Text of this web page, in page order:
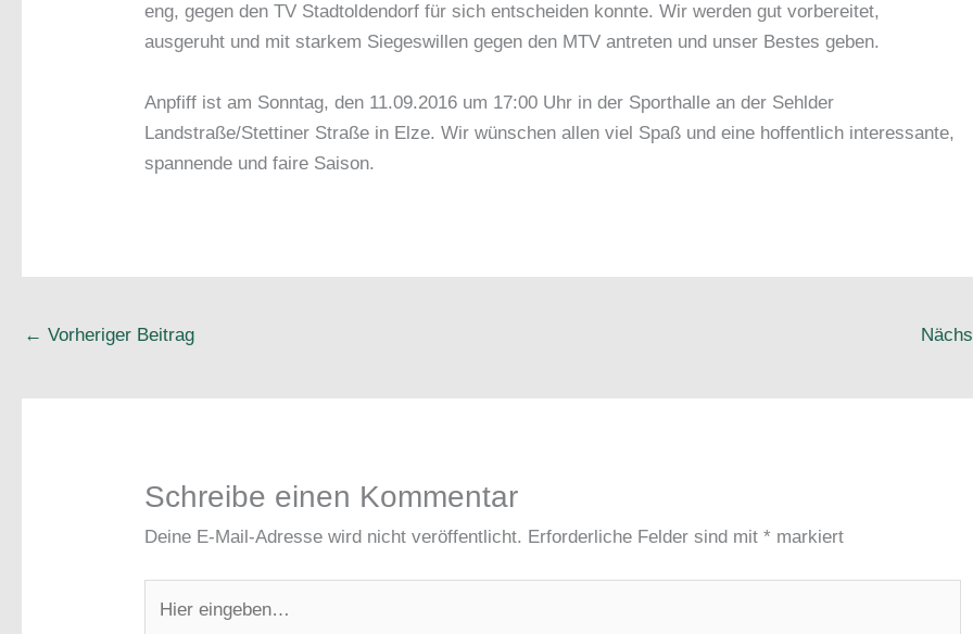
eng, gegen den TV Stadtoldendorf für sich entscheiden konnte. Wir werden gut vorbereitet,
ausgeruht und mit starkem Siegeswillen gegen den MTV antreten und unser Bestes geben.
Anpfiff ist am Sonntag, den 11.09.2016 um 17:00 Uhr in der Sporthalle an der Sehlder
Landstraße/Stettiner Straße in Elze. Wir wünschen allen viel Spaß und eine hoffentlich interessante,
spannende und faire Saison.
← Vorheriger Beitrag
Schreibe einen Kommentar
Deine E-Mail-Adresse wird nicht veröffentlicht. Erforderliche Felder sind mit* markiert
eingeben…